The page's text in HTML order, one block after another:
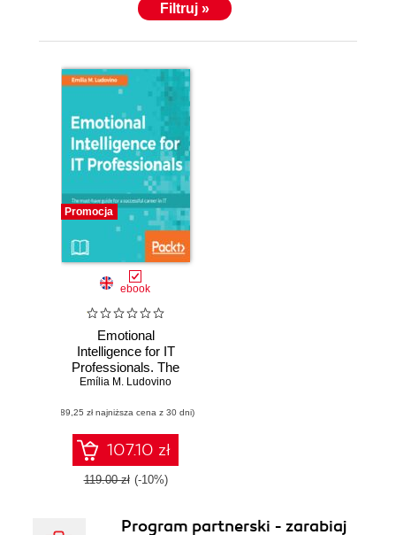
Filtruj »
Promocja
ebook
Emotional
Intelligence for IT
Professionals. The
must-have guide
career in IT
Emília M. Ludovino
(89,25 zł najniższa cena z 30 dni)
107.10 zł
119.00 zł (-10%)
Program partnerski - zarabiaj